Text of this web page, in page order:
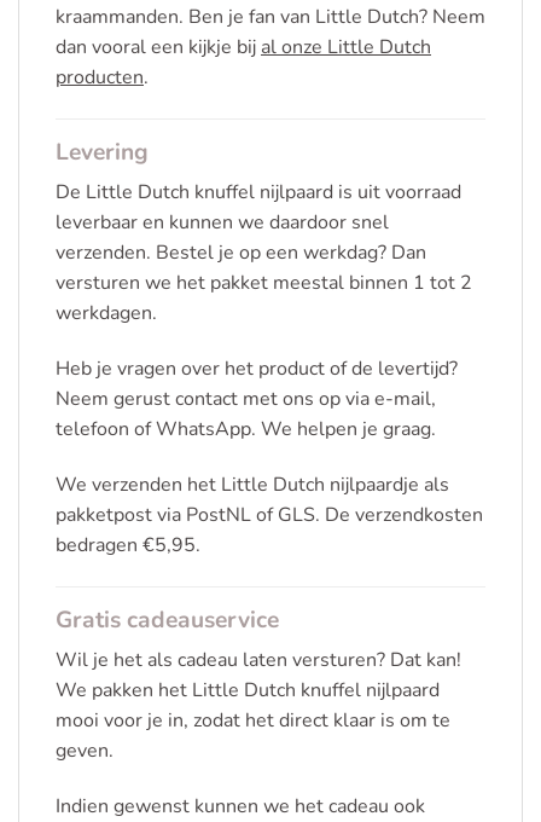
kraammanden. Ben je fan van Little Dutch? Neem
dan vooral een kijkje bij al onze Little Dutch
producten.
Levering
De Little Dutch knuffel nijlpaard is uit voorraad
leverbaar en kunnen we daardoor snel
verzenden. Bestel je op een werkdag? Dan
versturen we het pakket meestal binnen 1 tot 2
werkdagen.
Heb je vragen over het product of de levertijd?
Neem gerust contact met ons op via e-mail,
telefoon of WhatsApp. We helpen je graag.
We verzenden het Little Dutch nijlpaardje als
pakketpost via PostNL of GLS. De verzendkosten
bedragen €5,95.
Gratis cadeauservice
Wil je het als cadeau laten versturen? Dat kan!
We pakken het Little Dutch knuffel nijlpaard
mooi voor je in, zodat het direct klaar is om te
geven.
Indien gewenst kunnen we het cadeau ook